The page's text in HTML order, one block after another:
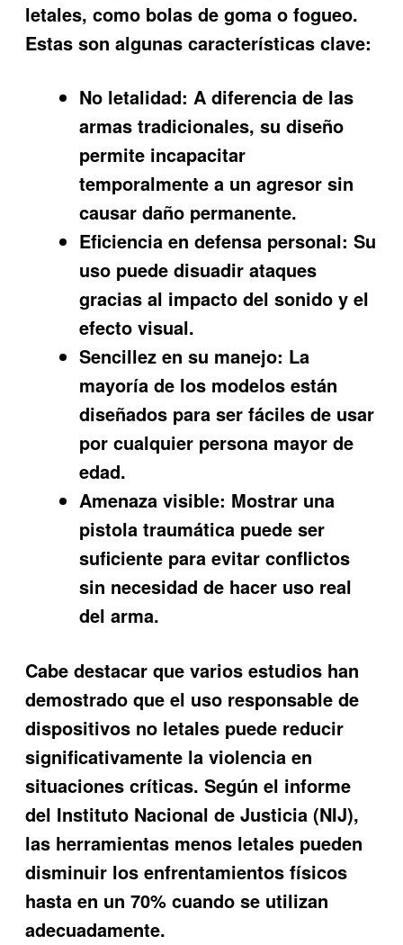
letales, como bolas de goma o fogueo.
Estas son algunas características clave:
No letalidad: A diferencia de las
armas tradicionales, su diseño
permite incapacitar
temporalmente a un agresor sin
causar daño permanente.
Eficiencia en defensa personal: Su
uso puede disuadir ataques
gracias al impacto del sonido y el
efecto visual.
Sencillez en su manejo: La
mayoría de los modelos están
diseñados para ser fáciles de usar
por cualquier persona mayor de
edad.
Amenaza visible: Mostrar una
pistola traumática puede ser
suficiente para evitar conflictos
sin necesidad de hacer uso real
del arma.
Cabe destacar que varios estudios han
demostrado que el uso responsable de
dispositivos no letales puede reducir
significativamente la violencia en
situaciones críticas. Según el informe
del Instituto Nacional de Justicia (NIJ),
las herramientas menos letales pueden
disminuir los enfrentamientos físicos
hasta en un 70% cuando se utilizan
adecuadamente.